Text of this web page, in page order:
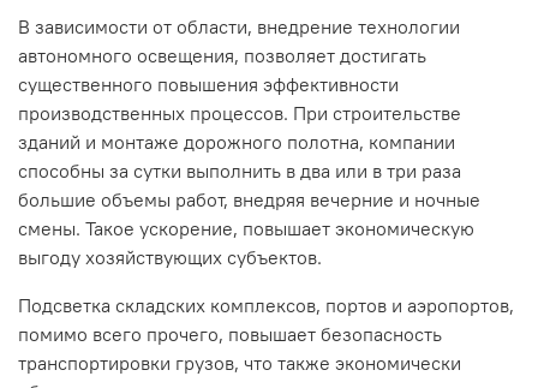
В зависимости от области, внедрение технологии
автономного освещения, позволяет достигать
существенного повышения эффективности
производственных процессов. При строительстве
зданий и монтаже дорожного полотна, компании
способны за сутки выполнить в два или в три раза
большие объемы работ, внедряя вечерние и ночные
смены. Такое ускорение, повышает экономическую
выгоду хозяйствующих субъектов.
Подсветка складских комплексов, портов и аэропортов,
помимо всего прочего, повышает безопасность
транспортировки грузов, что также экономически